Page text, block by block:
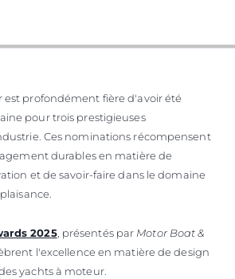
est profondément fière d'avoir été
pour trois prestigieuses
Ces nominations récompensent
durables en matière de
et de savoir-faire dans le domaine
2025, présentés par Motor Boat &
l'excellence en matière de design
yachts à moteur.